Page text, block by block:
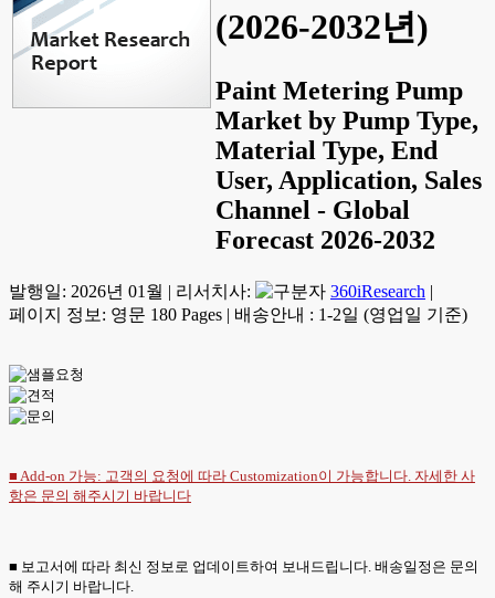
(2026-2032년)
Paint Metering Pump
Market by Pump Type,
Material Type, End
User, Application, Sales
Channel - Global
Forecast 2026-2032
발행일: 2026년 01월 | 리서치사: 360iResearch |
페이지 정보: 영문 180 Pages | 배송안내 : 1-2일 (영업일 기준)
■ Add-on 가능: 고객의 요청에 따라 Customization이 가능합니다. 자세한 사
항은 문의 해주시기 바랍니다
■ 보고서에 따라 최신 정보로 업데이트하여 보내드립니다. 배송일정은 문의
해 주시기 바랍니다.